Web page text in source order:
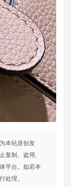
本站原创发
复制、盗用、
平台。如若本
处理。